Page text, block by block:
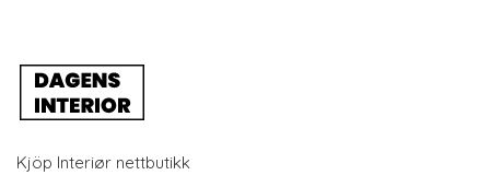
Kjöp Interiør nettbutikk